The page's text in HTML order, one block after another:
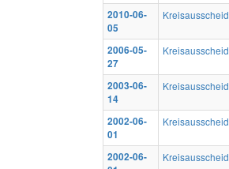
2010-06-
05
Kreisausscheid
2006-05-
27
Kreisausscheid
2003-06-
14
Kreisausscheid
2002-06-
01
Kreisausscheid
2002-06-
Kreisausscheid